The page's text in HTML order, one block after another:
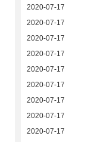
2020-07-17
2020-07-17
2020-07-17
2020-07-17
2020-07-17
2020-07-17
2020-07-17
2020-07-17
2020-07-17